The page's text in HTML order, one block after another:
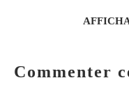
Commenter